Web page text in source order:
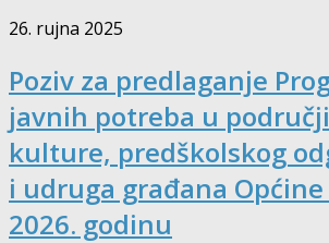
26. rujna 2025
Poziv za predlaganje
javnih potreba u
kulture, predškolskog
i udruga građana Općine
2026. godinu